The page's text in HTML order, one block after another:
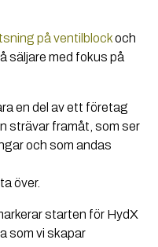
på ventilblockoch
säljare med fokus på
en del av ett företag
strävar framåt, som ser
och som andas
över.
starten för HydX
som vi skapar